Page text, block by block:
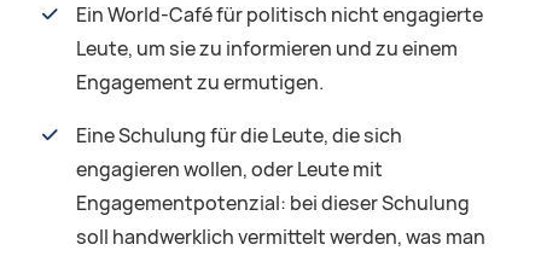
Ein World-Café für politisch nicht engagierte
Leute, um sie zu informieren und zu einem
Engagement zu ermutigen.
Eine Schulung für die Leute, die sich
engagieren wollen, oder Leute mit
Engagementpotenzial: bei dieser Schulung
soll handwerklich vermittelt werden, was man